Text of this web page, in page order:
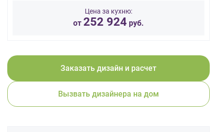
Цена за кухню:
от 252 924 руб.
Заказать дизайн и расчет
Вызвать дизайнера на дом